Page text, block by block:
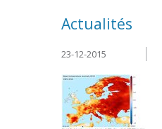
Actualités
23-12-2015